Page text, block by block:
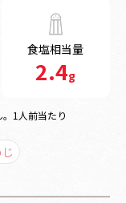
食塩相当量
2.4g
1人前当たり